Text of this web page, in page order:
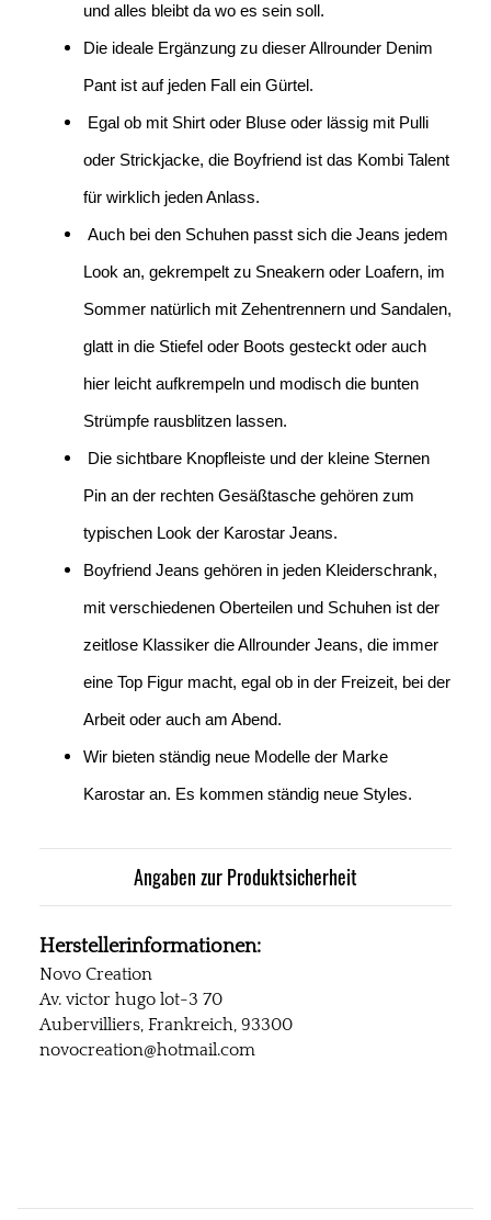
und alles bleibt da wo es sein soll.
Die ideale Ergänzung zu dieser Allrounder Denim
Pant ist auf jeden Fall ein Gürtel.
Egal ob mit Shirt oder Bluse oder lässig mit Pulli
oder Strickjacke, die Boyfriend ist das Kombi Talent
für wirklich jeden Anlass.
Auch bei den Schuhen passt sich die Jeans jedem
Look an, gekrempelt zu Sneakern oder Loafern, im
Sommer natürlich mit Zehentrennern und Sandalen,
glatt in die Stiefel oder Boots gesteckt oder auch
hier leicht aufkrempeln und modisch die bunten
Strümpfe rausblitzen lassen.
Die sichtbare Knopfleiste und der kleine Sternen
Pin an der rechten Gesäßtasche gehören zum
typischen Look der Karostar Jeans.
Boyfriend Jeans gehören in jeden Kleiderschrank,
mit verschiedenen Oberteilen und Schuhen ist der
zeitlose Klassiker die Allrounder Jeans, die immer
eine Top Figur macht, egal ob in der Freizeit, bei der
Arbeit oder auch am Abend.
Wir bieten ständig neue Modelle der Marke
Karostar an. Es kommen ständig neue Styles.
Angaben zur Produktsicherheit
Herstellerinformationen:
Novo Creation
Av. victor hugo lot-3 70
Aubervilliers, Frankreich, 93300
novocreation@hotmail.com